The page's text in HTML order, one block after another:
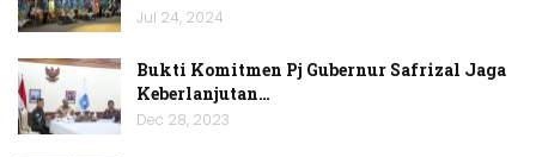
Jul 24, 2024
Bukti Komitmen Pj Gubernur Safrizal Jaga
Keberlanjutan…
Dec 28, 2023